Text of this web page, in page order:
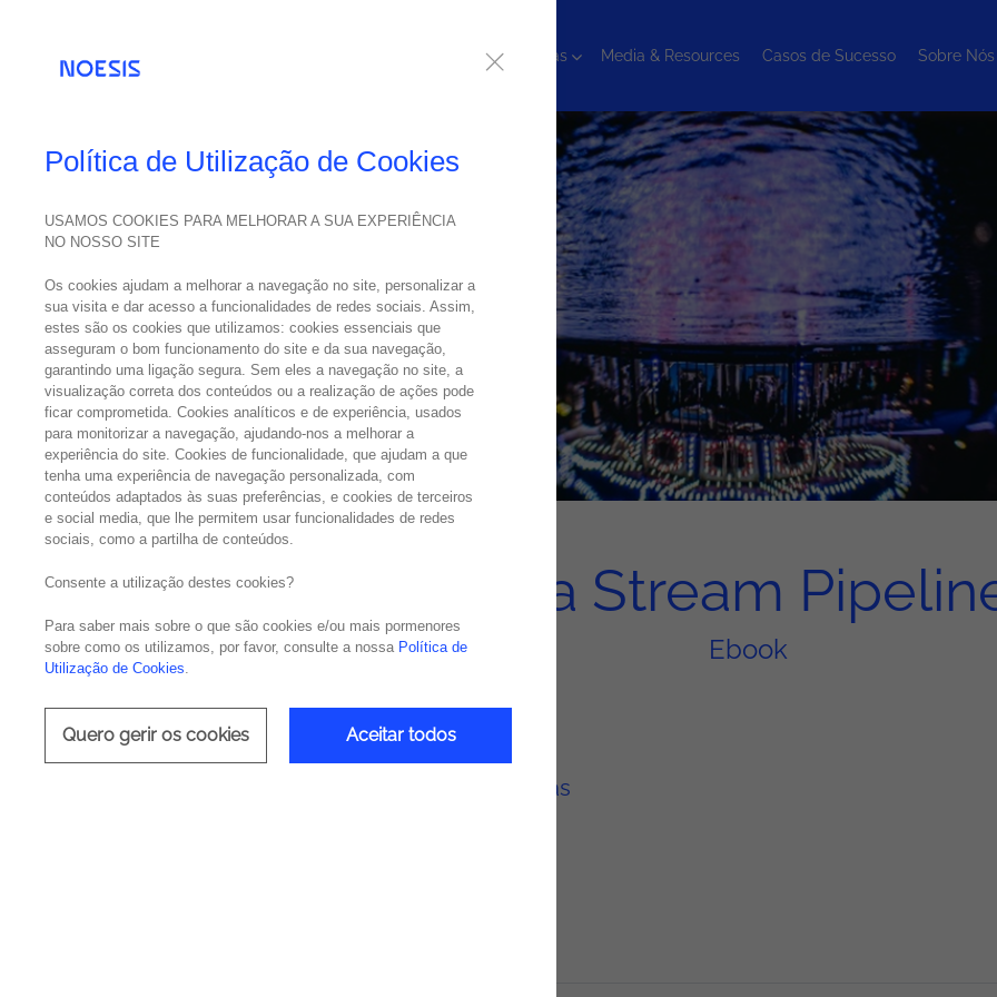
Tecnologias Media & Resources Casos de Sucesso Sobre Nós
Data Stream
Ebook
Tecnologias
Política de Utilização de Cookies
USAMOS COOKIES PARA MELHORAR A SUA EXPERIÊNCIA
NO NOSSO SITE
Os cookies ajudam a melhorar a navegação no site, personalizar a
sua visita e dar acesso a funcionalidades de redes sociais. Assim,
estes são os cookies que utilizamos: cookies essenciais que
asseguram o bom funcionamento do site e da sua navegação,
garantindo uma ligação segura. Sem eles a navegação no site, a
visualização correta dos conteúdos ou a realização de ações pode
ficar comprometida. Cookies analíticos e de experiência, usados
para monitorizar a navegação, ajudando-nos a melhorar a
experiência do site. Cookies de funcionalidade, que ajudam a que
tenha uma experiência de navegação personalizada, com
conteúdos adaptados às suas preferências, e cookies de terceiros
e social media, que lhe permitem usar funcionalidades de redes
sociais, como a partilha de conteúdos.
Consente a utilização destes cookies?
Para saber mais sobre o que são cookies e/ou mais pormenores
sobre como os utilizamos, por favor, consulte a nossa Política de
Utilização de Cookies.
Quero gerir os cookies Aceitar todos